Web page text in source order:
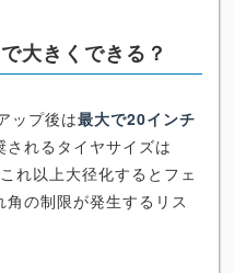
大きくできる？
ップ後は最大で20インチ
されるタイヤサイズは
れ以上大径化するとフェ
の制限が発生するリス